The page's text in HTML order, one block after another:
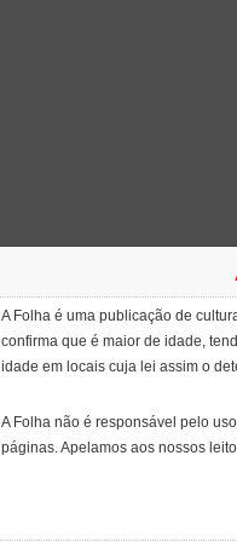
A Folha é uma publicação de
confirma que é maior de idade,
idade em locais cuja lei assim o
A Folha não é responsável pelo
páginas. Apelamos aos nossos